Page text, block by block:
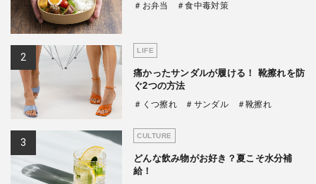
＃お弁当 ＃食中毒対策
LIFE
痛かったサンダルが履ける！ 靴擦れを防
ぐ2つの方法
＃くつ擦れ ＃サンダル ＃靴擦れ
CULTURE
どんな飲み物がお好き？夏こそ水分補
給！